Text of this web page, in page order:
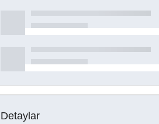
Detaylar